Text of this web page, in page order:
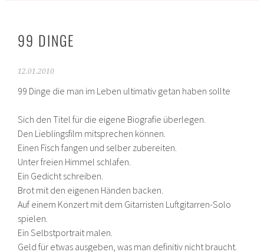
99 DINGE
12.01.2010
99 Dinge die man im Leben ultimativ getan haben sollte
Sich den Titel für die eigene Biografie überlegen.
Den Lieblingsfilm mitsprechen können.
Einen Fisch fangen und selber zubereiten.
Unter freien Himmel schlafen.
Ein Gedicht schreiben.
Brot mit den eigenen Händen backen.
Auf einem Konzert mit dem Gitarristen Luftgitarren-Solo
spielen.
Ein Selbstportrait malen.
Geld für etwas ausgeben, was man definitiv nicht braucht.